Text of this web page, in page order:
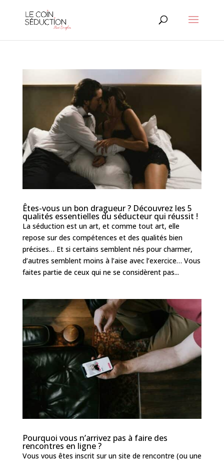
Êtes-vous un bon dragueur ? Découvrez les 5
qualités essentielles du séducteur qui réussit !
La séduction est un art, et comme tout art, elle
repose sur des compétences et des qualités bien
précises… Et si certains semblent nés pour charmer,
d’autres semblent moins à l’aise avec l’exercice… Vous
faites partie de ceux qui ne se considèrent pas...
Pourquoi vous n’arrivez pas à faire des
rencontres en ligne ?
Vous vous êtes inscrit sur un site de rencontre (ou une